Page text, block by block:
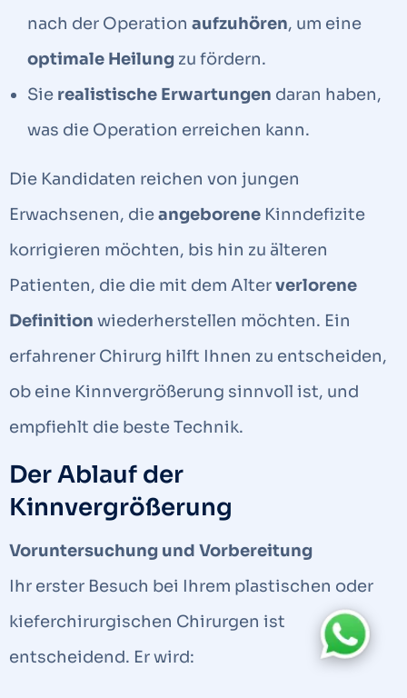
nach der Operation aufzuhören, um eine
optimale Heilung zu fördern.
Sie realistische Erwartungen daran haben,
was die Operation erreichen kann.
Die Kandidaten reichen von jungen
Erwachsenen, dieangeborene Kinndefizite
korrigieren möchten, bis hin zu älteren
Patienten, die die mit dem Alterverlorene
Definition wiederherstellen möchten. Ein
erfahrener Chirurg hilft Ihnen zu entscheiden,
ob eine Kinnvergrößerung sinnvoll ist, und
empfiehlt die beste Technik.
Der Ablauf der
Kinnvergrößerung
Voruntersuchung und Vorbereitung
Ihr erster Besuch bei Ihrem plastischen oder
kieferchirurgischen Chirurgen ist
entscheidend. Er wird: